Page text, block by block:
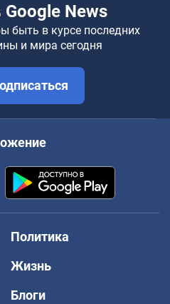
Google News
быть в курсе последних
и мира сегодня
Политика
Жизнь
Блоги